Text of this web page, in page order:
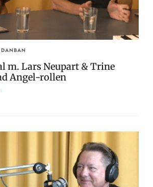
m. Lars Neupart & Trine
Angel-rollen